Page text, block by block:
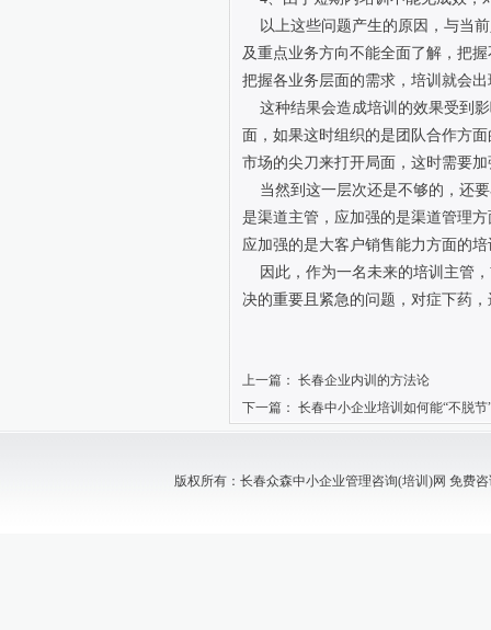
以上这些问题产生的原因，与当
及重点业务方向不能全面了解，把
把握各业务层面的需求，培训就会出
这种结果会造成培训的效果受到
面，如果这时组织的是团队合作方
市场的尖刀来打开局面，这时需要
当然到这一层次还是不够的，还
是渠道主管，应加强的是渠道管理
应加强的是大客户销售能力方面的培
因此，作为一名未来的培训主管
决的重要且紧急的问题，对症下药
上一篇： 长春企业内训的方法论
下一篇： 长春中小企业培训如何能“不脱节
版权所有：长春众森中小企业管理咨询(培训)网 免费咨